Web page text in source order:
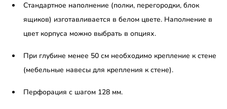
Стандартное наполнение (полки, перегородки, блок
ящиков) изготавливается в белом цвете. Наполнение в
цвет корпуса можно выбрать в опциях.
При глубине менее 50 см необходимо крепление к стене
(мебельные навесы для крепления к стене).
Перфорация с шагом 128 мм.